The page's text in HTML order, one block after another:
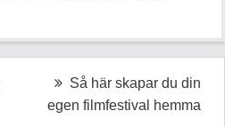
Så här skapar du din
egen filmfestival hemma